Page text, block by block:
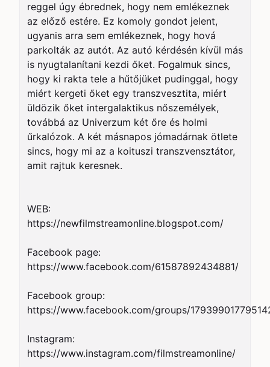
reggel úgy ébrednek, hogy nem emlékeznek
az előző estére. Ez komoly gondot jelent,
ugyanis arra sem emlékeznek, hogy hová
parkolták az autót. Az autó kérdésén kívül más
is nyugtalanítani kezdi őket. Fogalmuk sincs,
hogy ki rakta tele a hűtőjüket pudinggal, hogy
miért kergeti őket egy transzvesztita, miért
üldözik őket intergalaktikus nőszemélyek,
továbbá az Univerzum két őre és holmi
űrkalózok. A két másnapos jómadárnak ötlete
sincs, hogy mi az a koituszi transzvensztátor,
amit rajtuk keresnek.
WEB:
https://newfilmstreamonline.blogspot.com/
Facebook page:
https://www.facebook.com/61587892434881/
Facebook group:
https://www.facebook.com/groups/
Instagram:
https://www.instagram.com/filmstreamonline/